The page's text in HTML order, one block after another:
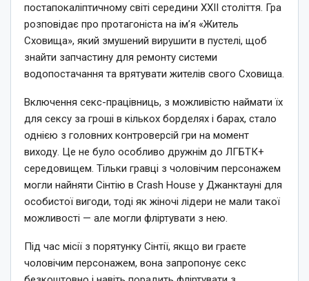
постапокаліптичному світі середини XXII століття. Гра
розповідає про протагоніста на ім’я «Житель
Сховища», який змушений вирушити в пустелі, щоб
знайти запчастину для ремонту системи
водопостачання та врятувати жителів свого Сховища.
Включення секс-працівниць, з можливістю наймати їх
для сексу за гроші в кількох борделях і барах, стало
однією з головних контроверсій гри на момент
виходу. Це не було особливо дружнім до ЛГБТК+
середовищем. Тільки гравці з чоловічим персонажем
могли найняти Сінтію в Crash House у Джанктауні для
особистої вигоди, тоді як жіночі лідери не мали такої
можливості — але могли фліртувати з нею.
Під час місії з порятунку Сінтії, якщо ви граєте
чоловічим персонажем, вона запропонує секс